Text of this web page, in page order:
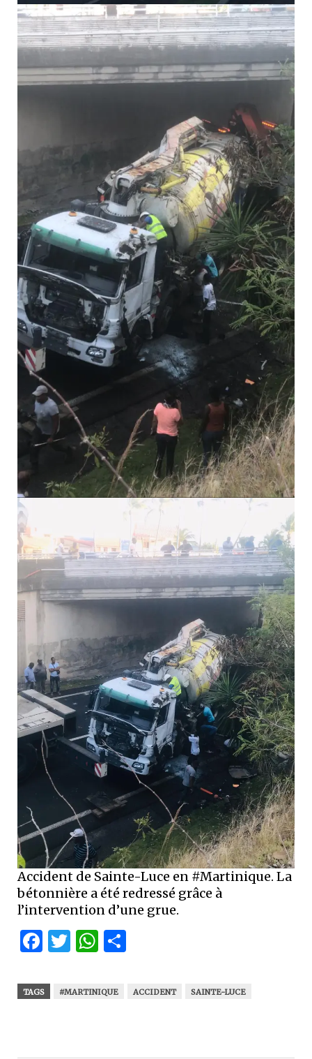
Accident de Sainte-Luce en #Martinique. La
bétonnière a été redressé grâce à
l’intervention d’une grue.
Facebook
Twitter
WhatsApp
TAGS #MARTINIQUE ACCIDENT SAINTE-LUCE